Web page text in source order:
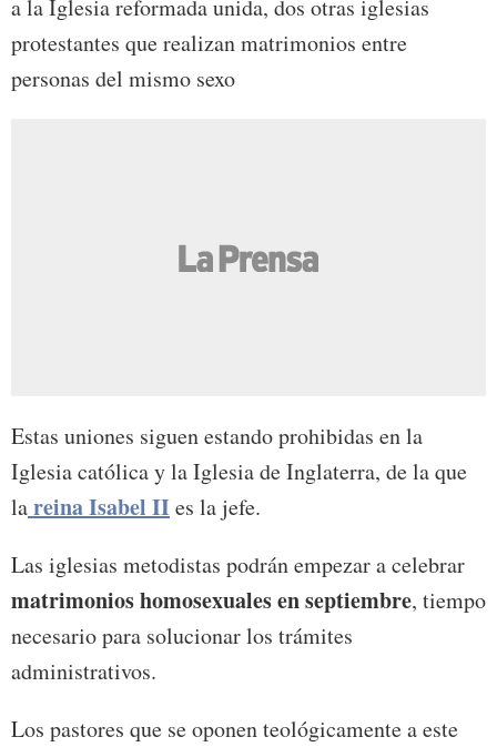
a la Iglesia reformada unida, dos otras iglesias
protestantes que realizan matrimonios entre
personas del mismo sexo
Estas uniones siguen estando prohibidas en la
Iglesia católica y la Iglesia de Inglaterra, de la que
lareina Isabel IIes la jefe.
Las iglesias metodistas podrán empezar a celebrar
matrimonios homosexuales en septiembre, tiempo
necesario para solucionar los trámites
administrativos.
Los pastores que se oponen teológicamente a este